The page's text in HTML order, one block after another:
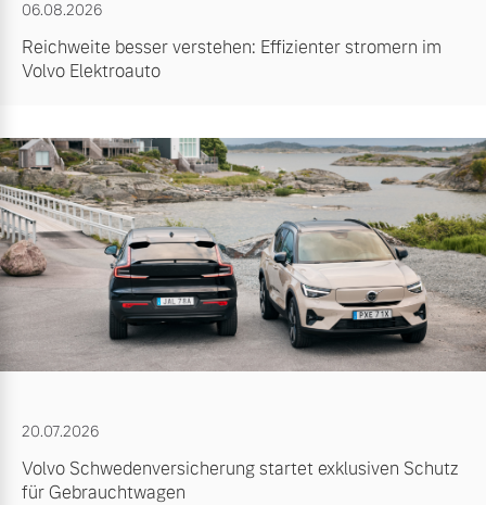
06.08.2026
Reichweite besser verstehen: Effizienter stromern im
Volvo Elektroauto
20.07.2026
Volvo Schwedenversicherung startet exklusiven Schutz
für Gebrauchtwagen